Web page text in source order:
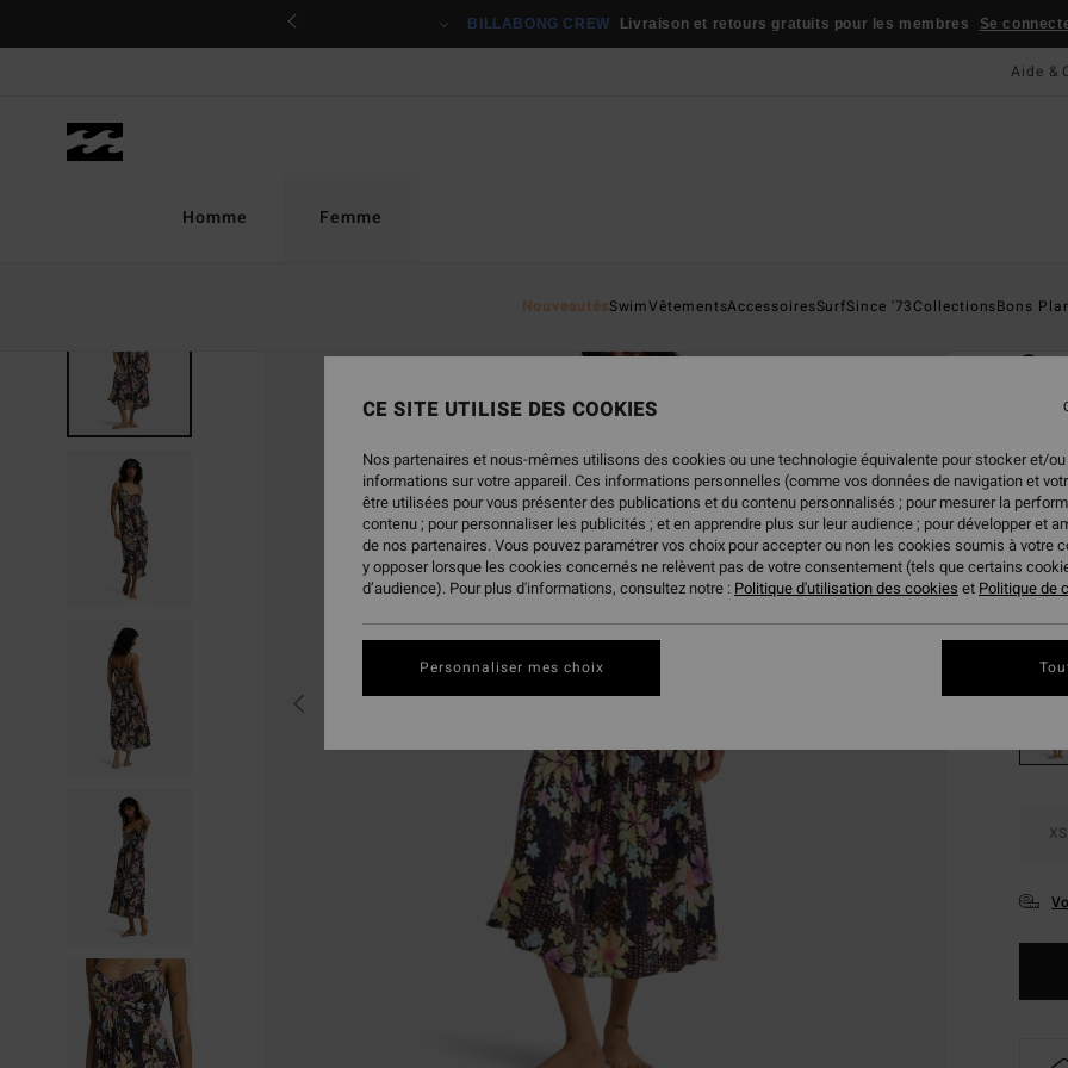
BILLABONG CREW Livraison et retours gratuits pour les membres Se
Aide &
Homme Femme
NouveautésSwimVêtementsAccessoiresSurfSince '73CollectionsBons
So
ECO-
75,95
BONS
XS
CE SITE UTILISE DES COOKIES
Nos partenaires et nous-mêmes utilisons des cookies ou une technologie équivalente pour stocker et/
informations sur votre appareil. Ces informations personnelles (comme vos données de navigation et
être utilisées pour vous présenter des publications et du contenu personnalisés ; pour mesurer la
contenu ; pour personnaliser les publicités ; et en apprendre plus sur leur audience ; pour développer et
de nos partenaires. Vous pouvez paramétrer vos choix pour accepter ou non les cookies soumis à votre
y opposer lorsque les cookies concernés ne relèvent pas de votre consentement (tels que certains
d’audience). Pour plus d'informations, consultez notre : Politique d'utilisation des cookies et Politique de
Personnaliser mes choix